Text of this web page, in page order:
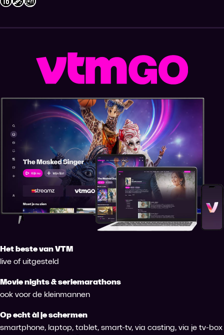
Het beste van VTM
live of uitgesteld
Movie nights & seriemarathons
ook voor de kleinmannen
Op echt àl je schermen
smartphone, laptop, tablet, smart-tv, via casting, via je tv-box